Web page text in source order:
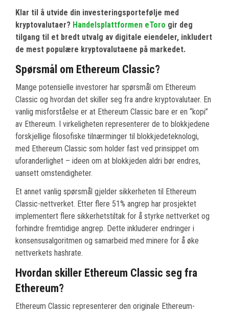
Klar til å utvide din investeringsportefølje med
kryptovalutaer? Handelsplattformen eToro gir deg
tilgang til et bredt utvalg av digitale eiendeler, inkludert
de mest populære kryptovalutaene på markedet.
Spørsmål om Ethereum Classic?
Mange potensielle investorer har spørsmål om Ethereum
Classic og hvordan det skiller seg fra andre kryptovalutaer. En
vanlig misforståelse er at Ethereum Classic bare er en “kopi”
av Ethereum. I virkeligheten representerer de to blokkjedene
forskjellige filosofiske tilnærminger til blokkjedeteknologi,
med Ethereum Classic som holder fast ved prinsippet om
uforanderlighet – ideen om at blokkjeden aldri bør endres,
uansett omstendigheter.
Et annet vanlig spørsmål gjelder sikkerheten til Ethereum
Classic-nettverket. Etter flere 51% angrep har prosjektet
implementert flere sikkerhetstiltak for å styrke nettverket og
forhindre fremtidige angrep. Dette inkluderer endringer i
konsensusalgoritmen og samarbeid med minere for å øke
nettverkets hashrate.
Hvordan skiller Ethereum Classic seg fra
Ethereum?
Ethereum Classic representerer den originale Ethereum-